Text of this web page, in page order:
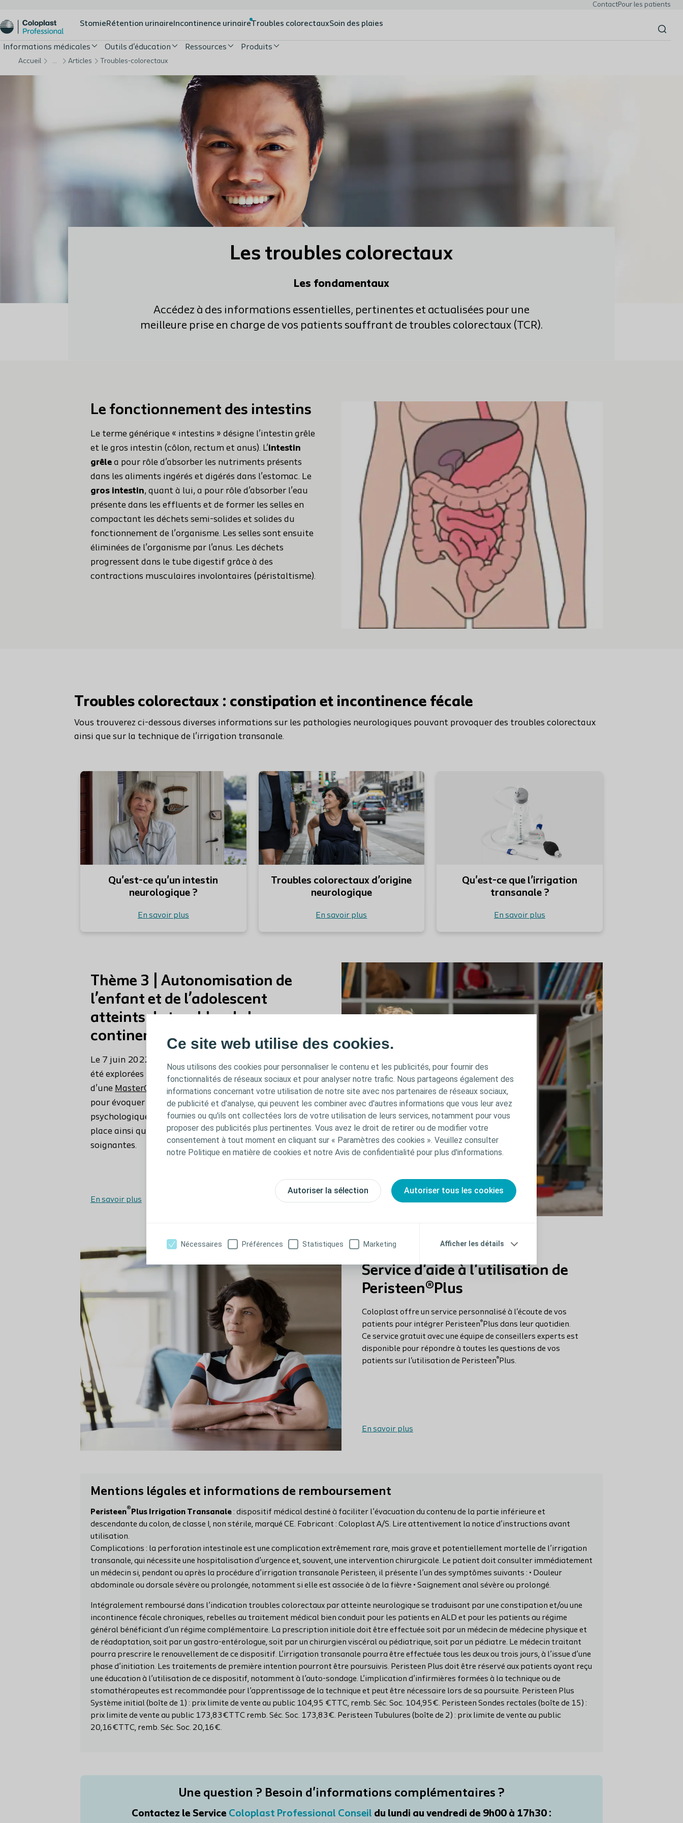
Ce site web utilise des cookies.
Nous utilisons des cookies pour personnaliser le contenu et les publicités, pour fournir des
fonctionnalités de réseaux sociaux et pour analyser notre trafic. Nous partageons également des
informations concernant votre utilisation de notre site avec nos partenaires de réseaux sociaux,
de publicité et d'analyse, qui peuvent les combiner avec d'autres informations que vous leur avez
fournies ou qu'ils ont collectées lors de votre utilisation de leurs services, notamment pour vous
proposer des publicités plus pertinentes. Vous avez le droit de retirer ou de modifier votre
consentement à tout moment en cliquant sur « Paramètres des cookies ». Veuillez consulter
notre Politique en matière de cookies et notre Avis de confidentialité pour plus d'informations.
Autoriser la sélection Autoriser tous les cookies
Nécessaires Préférences Statistiques Marketing Afficher les détails
ContactPour les patients
StomieRétention urinaire Incontinence urinaireTroubles colorectauxSoin des plaies
Informations médicales Outils d'éducation Ressources Produits
Accueil … Articles Troubles-colorectaux
Les troubles colorectaux
Les fondamentaux
Accédez à des informations essentielles, pertinentes et actualisées pour une
meilleure prise en charge de vos patients souffrant de troubles colorectaux (TCR).
Le fonctionnement des intestins
Le terme générique « intestins » désigne l’intestin grêle
et le gros intestin (côlon, rectum et anus). L’intestin
grêle a pour rôle d’absorber les nutriments présents
dans les aliments ingérés et digérés dans l’estomac. Le
gros intestin, quant à lui, a pour rôle d’absorber l’eau
présente dans les effluents et de former les selles en
compactant les déchets semi-solides et solides du
fonctionnement de l’organisme. Les selles sont ensuite
éliminées de l’organisme par l’anus. Les déchets
progressent dans le tube digestif grâce à des
contractions musculaires involontaires (péristaltisme).
Troubles colorectaux : constipation et incontinence fécale
Vous trouverez ci-dessous diverses informations sur les pathologies neurologiques pouvant provoquer des troubles colorectaux
ainsi que sur la technique de l’irrigation transanale.
En savoir plus
Qu'est-ce qu'un intestin
neurologique ?
En savoir plus
Troubles colorectaux d’origine
neurologique
En savoir plus
Qu'est-ce que l’irrigation
transanale ?
En savoir plus
Thème 3 | Autonomisation de
l’enfant et de l’adolescent
atteints de troubles de la
continence
Le 7 juin 2022, l'enfance et la transition ado-adulte ont
été explorées par plusieurs intervenants lors
d'une MasterClass
dédiée aux troubles de la continence
pour évoquer les enjeux physiques, psychiques et
psychologiques, les actions thérapeutiques à mettre en
place ainsi que les points de vigilance pour les équipes
soignantes.
En savoir plus
Service d'aide à l'utilisation de
Peristeen®Plus
Coloplast offre un service personnalisé à l'écoute de vos
patients pour intégrer Peristeen® Plus dans leur quotidien.
Ce service gratuit avec une équipe de conseillers experts est
disponible pour répondre à toutes les questions de vos
patients sur l'utilisation de Peristeen®Plus.
En savoir plus
Mentions légales et informations de remboursement
Peristeen®Plus Irrigation Transanale : dispositif médical destiné à faciliter l’évacuation du contenu de la partie inférieure et
descendante du colon, de classe I, non stérile, marqué CE. Fabricant : Coloplast A/S. Lire attentivement la notice d’instructions avant
utilisation.
Complications : la perforation intestinale est une complication extrêmement rare, mais grave et potentiellement mortelle de l’irrigation
transanale, qui nécessite une hospitalisation d’urgence et, souvent, une intervention chirurgicale. Le patient doit consulter immédiatement
un médecin si, pendant ou après la procédure d’irrigation transanale Peristeen, il présente l’un des symptômes suivants : • Douleur
abdominale ou dorsale sévère ou prolongée, notamment si elle est associée à de la fièvre • Saignement anal sévère ou prolongé.
Intégralement remboursé dans l’indication troubles colorectaux par atteinte neurologique se traduisant par une constipation et/ou une
incontinence fécale chroniques, rebelles au traitement médical bien conduit pour les patients en ALD et pour les patients au régime
général bénéficiant d’un régime complémentaire. La prescription initiale doit être effectuée soit par un médecin de médecine physique et
de réadaptation, soit par un gastro-entérologue, soit par un chirurgien viscéral ou pédiatrique, soit par un pédiatre. Le médecin traitant
pourra prescrire le renouvellement de ce dispositif. L’irrigation transanale pourra être effectuée tous les deux ou trois jours, à l’issue d’une
phase d’initiation. Les traitements de première intention pourront être poursuivis. Peristeen Plus doit être réservé aux patients ayant reçu
une éducation à l’utilisation de ce dispositif, notamment à l’auto-sondage. L’implication d’infirmières formées à la technique ou de
stomathérapeutes est recommandée pour l’apprentissage de la technique et peut être nécessaire lors de sa poursuite. Peristeen Plus
Système initial (boîte de 1) : prix limite de vente au public 104,95 €TTC, remb. Séc. Soc. 104,95€. Peristeen Sondes rectales (boîte de 15) :
prix limite de vente au public 173,83€TTC remb. Séc. Soc. 173,83€. Peristeen Tubulures (boîte de 2) : prix limite de vente au public
20,16€TTC, remb. Séc. Soc. 20,16€.
Une question ? Besoin d'informations complémentaires ?
Contactez le Service Coloplast Professional Conseil du lundi au vendredi de 9h00 à 17h30 :